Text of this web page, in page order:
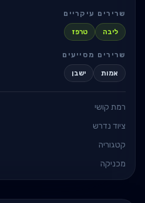
שרירים עיקריים
ליבה טרפז
שרירים מסייעים
אמות ישבן
רמת קושי
ציוד נדרש
קטגוריה
מכניקה